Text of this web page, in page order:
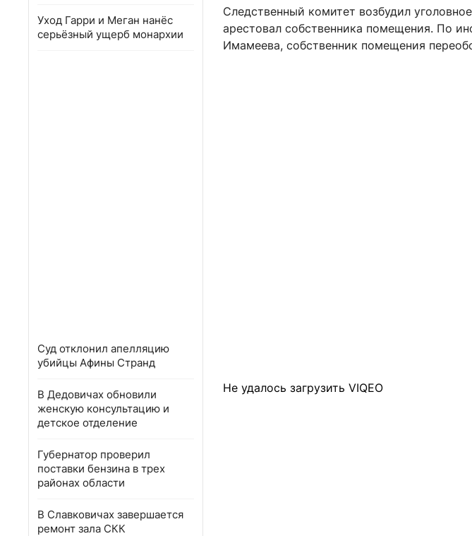
Уход Гарри и Меган нанёс
серьёзный ущерб монархии
Суд отклонил апелляцию
убийцы Афины Странд
В Дедовичах обновили
женскую консультацию и
детское отделение
Губернатор проверил
поставки бензина в трех
районах области
В Славковичах завершается
ремонт зала СКК
Следственный комитет возбудил
арестовал собственника помещения. По
Имамеева, собственник помещения
Не удалось загрузить VIQEO